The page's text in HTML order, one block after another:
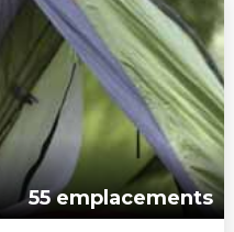
55 emplacements